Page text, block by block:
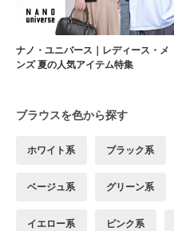
ナノ・ユニバース｜レディース・メ
ンズ 夏の人気アイテム特集
ブラウスを色から探す
ホワイト系 ブラック系
ベージュ系 グリーン系
イエロー系 ピンク系